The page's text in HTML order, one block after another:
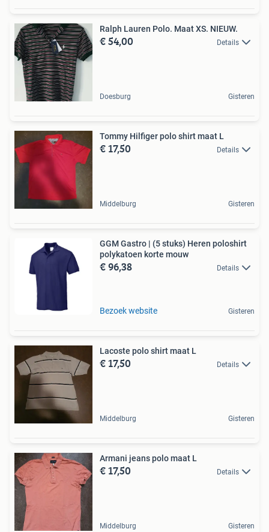
Ralph Lauren Polo. Maat XS. NIEUW.
€ 54,00 Details
Doesburg Gisteren
Tommy Hilfiger polo shirt maat L
€ 17,50 Details
Middelburg Gisteren
GGM Gastro | (5 stuks) Heren poloshirt
polykatoen korte mouw
€ 96,38 Details
Bezoek website Gisteren
Lacoste polo shirt maat L
€ 17,50 Details
Middelburg Gisteren
Armani jeans polo maat L
€ 17,50 Details
Middelburg Gisteren